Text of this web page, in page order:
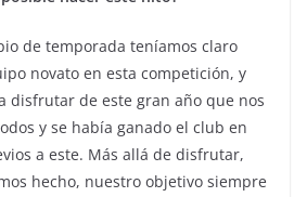
de temporada teníamos claro
novato en esta competición, y
disfrutar de este gran año que nos
y se había ganado el club en
a este. Más allá de disfrutar,
hecho, nuestro objetivo siempre